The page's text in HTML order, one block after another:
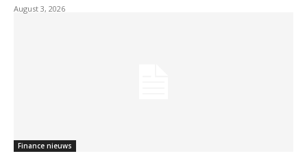
August 3, 2026
Finance nieuws